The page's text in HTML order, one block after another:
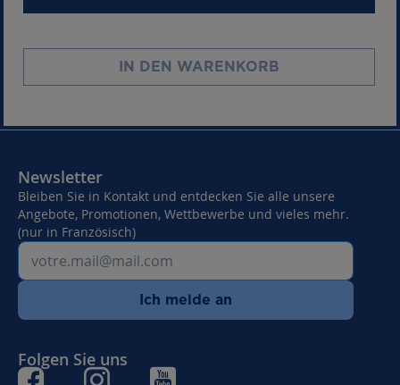
IN DEN WARENKORB
Newsletter
Bleiben Sie in Kontakt und entdecken Sie alle unsere
Angebote, Promotionen, Wettbewerbe und vieles mehr.
(nur in Französisch)
Ich melde an
Folgen Sie uns